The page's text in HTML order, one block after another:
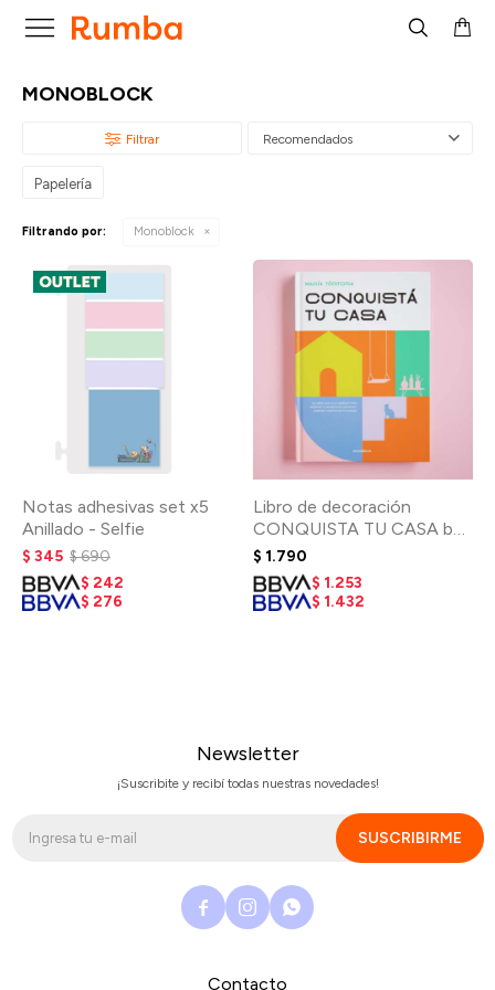

MONOBLOCK
Recomendados
Papelería
Filtrando por: Monoblock
Notas adhesivas set x5
Anillado - Selfie
$ 345 $690
$ 242
$ 276
Libro de decoración
CONQUISTA TU CASA by
María Tórtora
$ 1.790
$ 1.253
$ 1.432
Contacto
Newsletter
¡Suscribite y recibí todas nuestras novedades!
SUSCRIBIRME
  